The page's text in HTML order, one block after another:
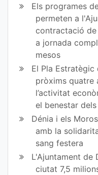
Els programes
permeten a
contractació
a jornada
mesos
El Pla Estratègic
pròxims quatre
l’activitat
el benestar
Dénia i els
amb la
sang festera
L'Ajuntament de
ciutat 7,5